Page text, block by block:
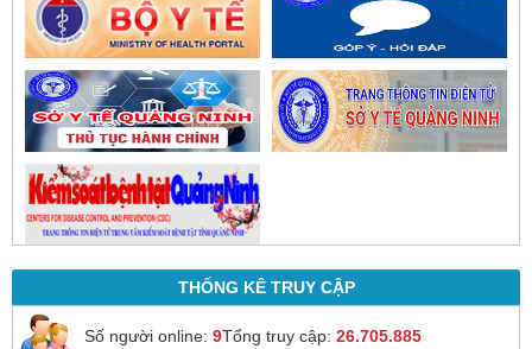
THỐNG KÊ TRUY CẬP
Số người online: 9Tổng truy cập: 26.705.885